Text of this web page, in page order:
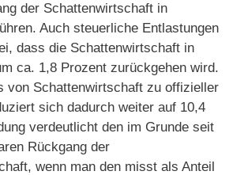
der Schattenwirtschaft in
Auch steuerliche Entlastungen
dass die Schattenwirtschaft in
ca. 1,8 Prozent zurückgehen wird.
von Schattenwirtschaft zu offizieller
sich dadurch weiter auf 10,4
verdeutlicht den im Grunde seit
Rückgang der
wenn man den misst als Anteil